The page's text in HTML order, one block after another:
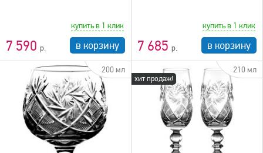
7 590
купить в 1 клик
в корзину 7 685
купить в 1 клик
в корзину
200 мл
хит продаж!
210 мл